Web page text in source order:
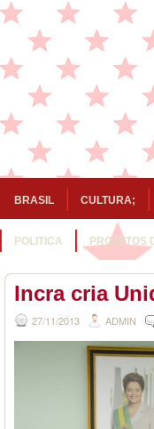
BRASIL CULTURA;
POLITICA PROJETOS
Incra cria
27/11/2013 ADMIN